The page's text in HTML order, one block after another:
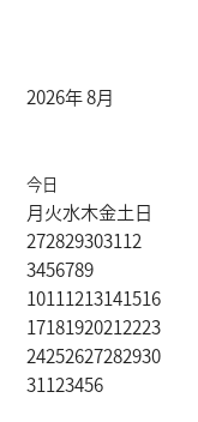
2026年 8月
今日
月火水木金土日
272829303112
3456789
10111213141516
17181920212223
24252627282930
31123456